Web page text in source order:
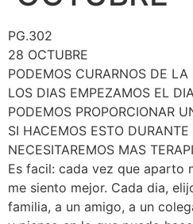
PG.302
28 OCTUBRE
PODEMOS CURARNOS DE LA
LOS DIAS EMPEZAMOS EL
PODEMOS PROPORCIONAR
SI HACEMOS ESTO
NECESITAREMOS MAS
Es facil: cada vez que aparto
me siento mejor. Cada dia,
familia, a un amigo, a un